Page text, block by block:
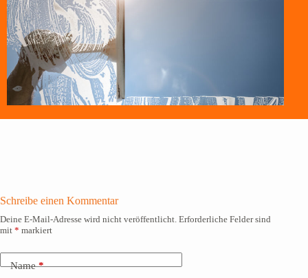
Schreibe einen Kommentar
Deine E-Mail-Adresse wird nicht veröffentlicht. Erforderliche Felder sind
mit * markiert
Name*